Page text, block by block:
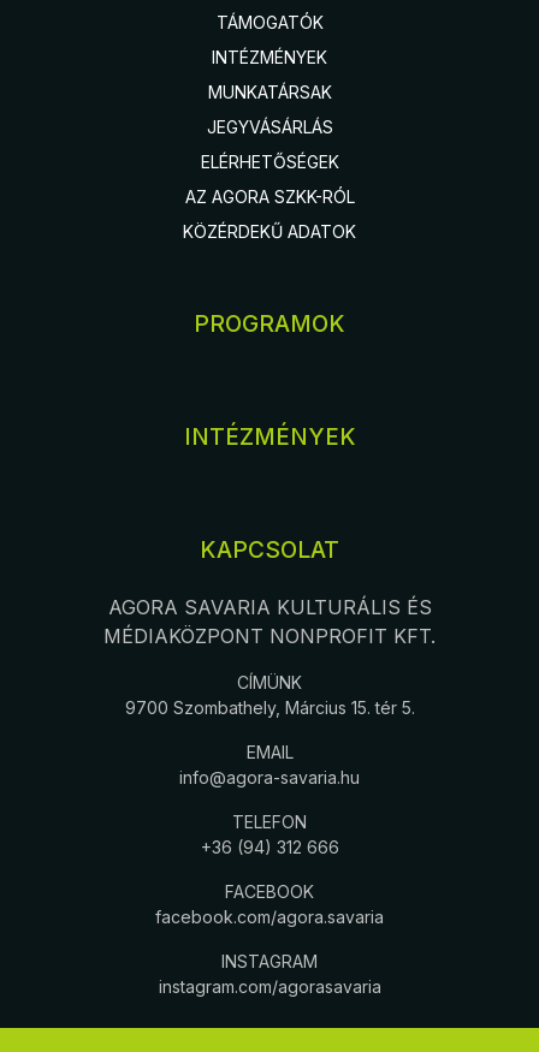
TÁMOGATÓK
INTÉZMÉNYEK
MUNKATÁRSAK
JEGYVÁSÁRLÁS
ELÉRHETŐSÉGEK
AZ AGORA SZKK-RÓL
KÖZÉRDEKŰ ADATOK
PROGRAMOK
INTÉZMÉNYEK
KAPCSOLAT
AGORA SAVARIA KULTURÁLIS ÉS
MÉDIAKÖZPONT NONPROFIT KFT.
CÍMÜNK
9700 Szombathely, Március 15. tér 5.
EMAIL
info@agora-savaria.hu
TELEFON
+36 (94) 312 666
FACEBOOK
facebook.com/agora.savaria
INSTAGRAM
instagram.com/agorasavaria